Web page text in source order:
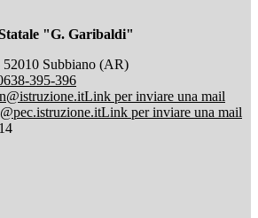
"G. Garibaldi"
Subbiano (AR)
395-396
Link per inviare una mail
Link per inviare una mail